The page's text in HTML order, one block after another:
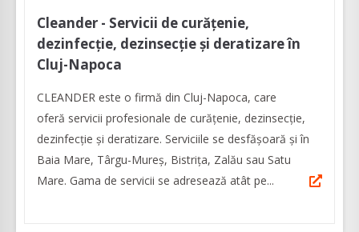
Cleander - Servicii de curățenie,
dezinfecție, dezinsecție și deratizare în
Cluj-Napoca
CLEANDER este o firmă din Cluj-Napoca, care
oferă servicii profesionale de curățenie, dezinsecție,
dezinfecție și deratizare. Serviciile se desfăşoară și în
Baia Mare, Târgu-Mureș, Bistrița, Zalău sau Satu
Mare. Gama de servicii se adresează atât pe...